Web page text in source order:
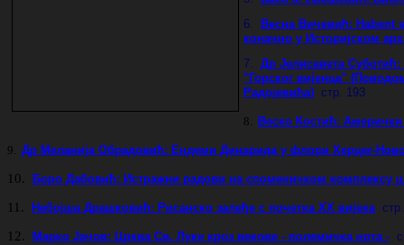
6.
Весна Вичевић: Habent
коначно у Историјском
7. Др Јелисавета
"Горског вијенца"
Радојевића) стр. 193
8. Веско Костић:
9. Др Меланија Обрадовић: Ендеми Динарида у флори Херцег-
10. Боро Дабовић: Истражни радови на споменичком комплексу
11. Небојша Драшковић: Рисанско залеђе с почетка XX вијека
12. Марко Јачов: Црква Св. Луке кроз векове - полемичка нота -